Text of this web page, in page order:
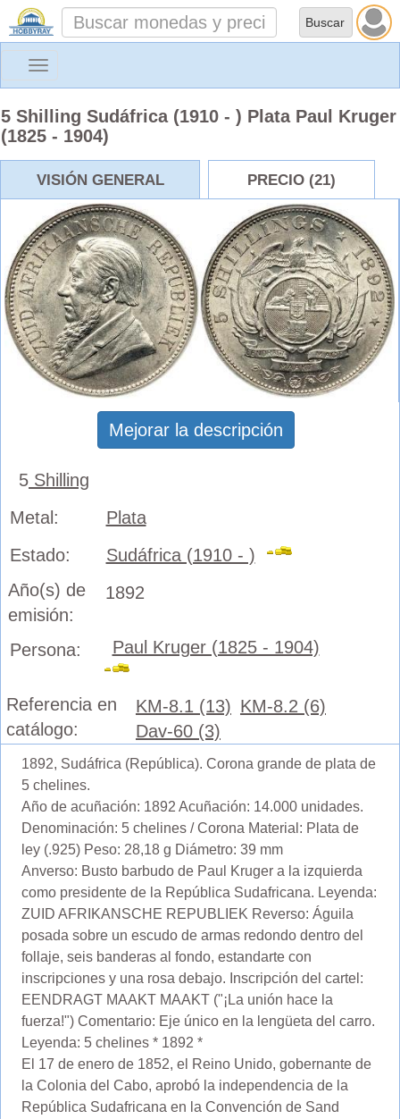
Toggle
5 Shilling Sudáfrica (1910 - ) Plata Paul Kruger
(1825 - 1904)
VISIÓN GENERAL PRECIO (21)
Mejorar la descripción
5 Shilling
Metal:
Plata
Estado:
Sudáfrica (1910 - )
Año(s) de
emisión:
1892
Persona: Paul Kruger (1825 - 1904)
Referencia en
catálogo:
KM-8.1 (13) KM-8.2 (6)
Dav-60 (3)
1892, Sudáfrica (República). Corona grande de plata de
5 chelines.
Año de acuñación: 1892 Acuñación: 14.000 unidades.
Denominación: 5 chelines / Corona Material: Plata de
ley (.925) Peso: 28,18 g Diámetro: 39 mm
Anverso: Busto barbudo de Paul Kruger a la izquierda
como presidente de la República Sudafricana. Leyenda:
ZUID AFRIKANSCHE REPUBLIEK Reverso: Águila
posada sobre un escudo de armas redondo dentro del
follaje, seis banderas al fondo, estandarte con
inscripciones y una rosa debajo. Inscripción del cartel:
EENDRAGT MAAKT MAAKT ("¡La unión hace la
fuerza!") Comentario: Eje único en la lengüeta del carro.
Leyenda: 5 chelines * 1892 *
El 17 de enero de 1852, el Reino Unido, gobernante de
la Colonia del Cabo, aprobó la independencia de la
República Sudafricana en la Convención de Sand